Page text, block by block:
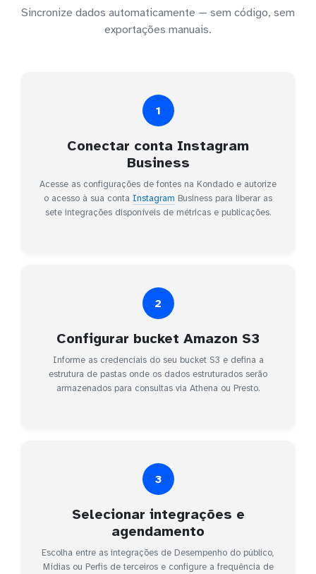
Sincronize dados automaticamente — sem código, sem
exportações manuais.
1
Conectar conta Instagram
Business
Acesse as configurações de fontes na Kondado e autorize
o acesso à sua conta Instagram Business para liberar as
sete integrações disponíveis de métricas e publicações.
2
Configurar bucket Amazon S3
Informe as credenciais do seu bucket S3 e defina a
estrutura de pastas onde os dados estruturados serão
armazenados para consultas via Athena ou Presto.
3
Selecionar integrações e
agendamento
Escolha entre as integrações de Desempenho do público,
Mídias ou Perfis de terceiros e configure a frequência de